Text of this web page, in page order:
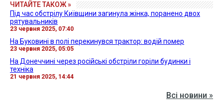
ЧИТАЙТЕ ТАКОЖ »
Під час обстрілу Київщини загинула жінка, поранено двох
рятувальників
23 червня 2025, 07:40
На Буковині в полі перекинувся трактор: водій помер
23 червня 2025, 05:05
На Донеччині через російські обстріли горіли будинки і
техніка
21 червня 2025, 14:44
Всі новини »